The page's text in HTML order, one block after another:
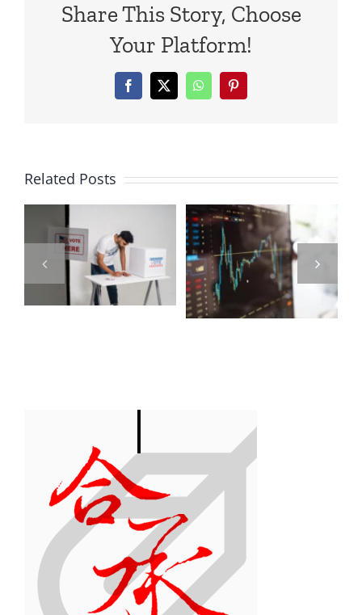
Share This Story, Choose
Your Platform!
Facebook
X WhatsAppPinterest
Related Posts
營利事業出
售KY股之損
益，屬所得
稅法第4條
之1規定停
營利事業出
售不動產所
得歸屬年度